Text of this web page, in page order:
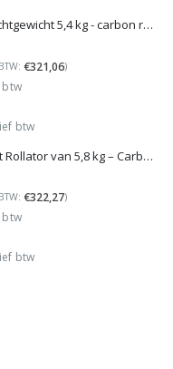
Homecare premium lichtgewicht 5,4 kg - carbon rollator - 150 kg draaggewicht - Opvouwbaar - Groen - incl stokhouder
€321,06)
btw
btw
Homecare lichtgewicht Rollator van 5,8 kg – Carbon rollator tot 150 kg draaggewicht – Dubbel opvouwbaar en inclusief reistas - Groen
€322,27)
btw
btw